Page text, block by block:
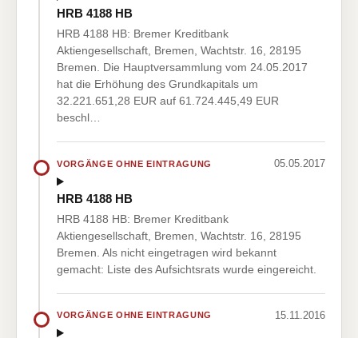
HRB 4188 HB
HRB 4188 HB: Bremer Kreditbank
Aktiengesellschaft, Bremen, Wachtstr. 16, 28195
Bremen. Die Hauptversammlung vom 24.05.2017
hat die Erhöhung des Grundkapitals um
32.221.651,28 EUR auf 61.724.445,49 EUR
beschl…
VORGÄNGE OHNE EINTRAGUNG 05.05.2017
HRB 4188 HB
HRB 4188 HB: Bremer Kreditbank
Aktiengesellschaft, Bremen, Wachtstr. 16, 28195
Bremen. Als nicht eingetragen wird bekannt
gemacht: Liste des Aufsichtsrats wurde eingereicht.
VORGÄNGE OHNE EINTRAGUNG 15.11.2016